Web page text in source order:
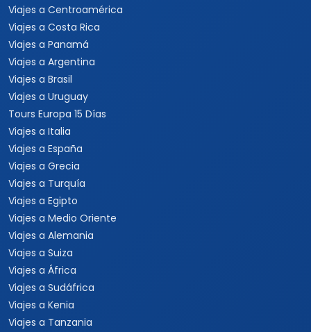
Viajes a Centroamérica
Viajes a Costa Rica
Viajes a Panamá
Viajes a Argentina
Viajes a Brasil
Viajes a Uruguay
Tours Europa 15 Días
Viajes a Italia
Viajes a España
Viajes a Grecia
Viajes a Turquía
Viajes a Egipto
Viajes a Medio Oriente
Viajes a Alemania
Viajes a Suiza
Viajes a África
Viajes a Sudáfrica
Viajes a Kenia
Viajes a Tanzania